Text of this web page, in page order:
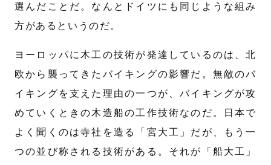
選んだことだ。なんとドイツにも同じような組み
方があるというのだ。
ヨーロッパに木工の技術が発達しているのは、北
欧から襲ってきたバイキングの影響だ。無敵のバ
イキングを支えた理由の一つが、バイキングが攻
めていくときの木造船の工作技術なのだ。日本で
よく聞くのは寺社を造る「宮大工」だが、もう一
つの並び称される技術がある。それが「船大工」